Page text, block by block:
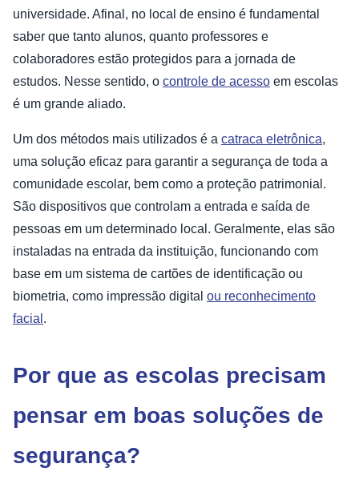
universidade. Afinal, no local de ensino é fundamental
saber que tanto alunos, quanto professores e
colaboradores estão protegidos para a jornada de
estudos. Nesse sentido, o controle de acesso em escolas
é um grande aliado.
Um dos métodos mais utilizados é a catraca eletrônica,
uma solução eficaz para garantir a segurança de toda a
comunidade escolar, bem como a proteção patrimonial.
São dispositivos que controlam a entrada e saída de
pessoas em um determinado local. Geralmente, elas são
instaladas na entrada da instituição, funcionando com
base em um sistema de cartões de identificação ou
biometria, como impressão digital ou reconhecimento
facial .
Por que as escolas precisam
pensar em boas soluções de
segurança?